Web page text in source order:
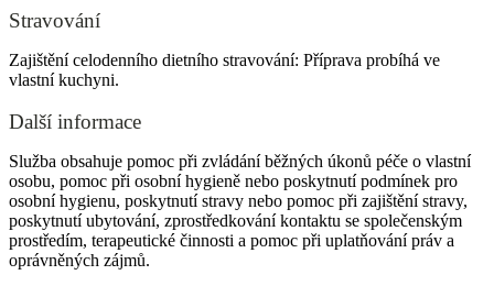
Stravování
Zajištění celodenního dietního stravování: Příprava probíhá ve
vlastní kuchyni.
Další informace
Služba obsahuje pomoc při zvládání běžných úkonů péče o vlastní
osobu, pomoc při osobní hygieně nebo poskytnutí podmínek pro
osobní hygienu, poskytnutí stravy nebo pomoc při zajištění stravy,
poskytnutí ubytování, zprostředkování kontaktu se společenským
prostředím, terapeutické činnosti a pomoc při uplatňování práv a
oprávněných zájmů.